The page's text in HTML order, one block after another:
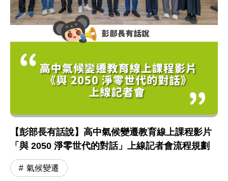
【彭部長有話說】高中氣候變遷教育線上課程影片
「與 2050 淨零世代的對話」上線記者會流程規劃
氣候變遷